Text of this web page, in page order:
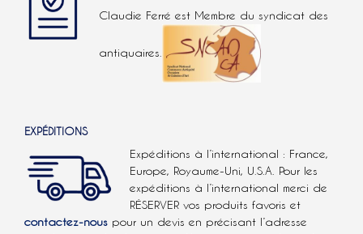
Claudie Ferré est Membre du syndicat des
antiquaires.
EXPÉDITIONS
Expéditions à l’international : France,
Europe, Royaume-Uni, U.S.A. Pour les
expéditions à l’international merci de
RÉSERVER vos produits favoris et
contactez-nous pour un devis en précisant l’adresse